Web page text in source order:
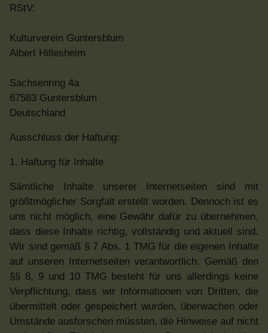
RStV:
Kulturverein Guntersblum
Albert Hillesheim
Sachsenring 4a
67583 Guntersblum
Deutschland
Ausschluss der Haftung:
1. Haftung für Inhalte
Sämtliche Inhalte unserer Internetseiten sind mit
größtmöglicher Sorgfalt erstellt worden. Dennoch ist es
uns nicht möglich, eine Gewähr dafür zu übernehmen,
dass diese Inhalte richtig, vollständig und aktuell sind.
Wir sind gemäß § 7 Abs. 1 TMG für die eigenen Inhalte
auf unseren Internetseiten verantwortlich. Gemäß den
§§ 8, 9 und 10 TMG besteht für uns allerdings keine
Verpflichtung, dass wir Informationen von Dritten, die
übermittelt oder gespeichert wurden, überwachen oder
Umstände ausforschen müssten, die Hinweise auf nicht